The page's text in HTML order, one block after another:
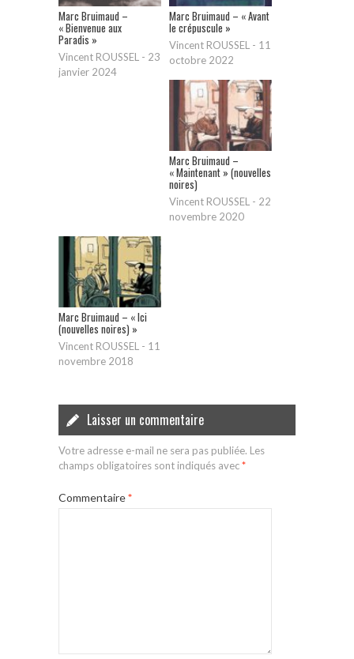
Marc Bruimaud –
« Bienvenue aux
Paradis »
Vincent ROUSSEL - 23
janvier 2024
Marc Bruimaud – « Avant
le crépuscule »
Vincent ROUSSEL - 11
octobre 2022
Marc Bruimaud –
« Maintenant » (nouvelles
noires)
Vincent ROUSSEL - 22
novembre 2020
Marc Bruimaud – « Ici
(nouvelles noires) »
Vincent ROUSSEL - 11
novembre 2018
Laisser un commentaire
Votre adresse e-mail ne sera pas publiée. Les
champs obligatoires sont indiqués avec*
Commentaire*